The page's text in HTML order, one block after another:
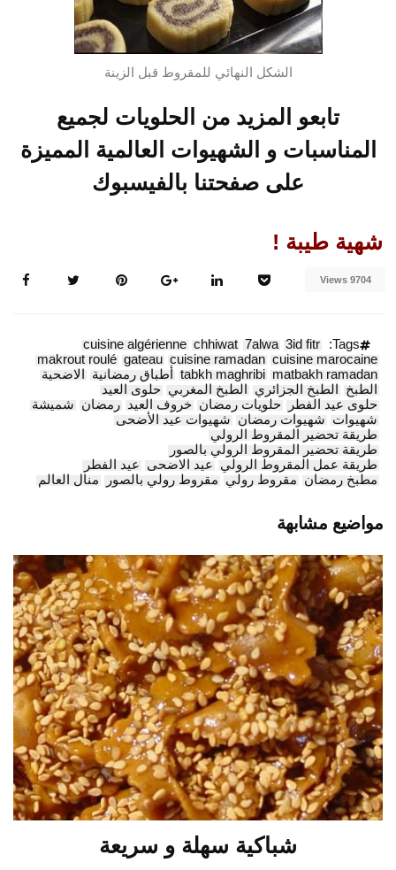
الشكل النهائي للمقروط قبل الزينة
شهية طيبة !
تابعو المزيد من الحلويات لجميع
المناسبات و الشهيوات العالمية المميزة
على صفحتنا بالفيسبوك
9704 Views
Tags:
3id fitr
7alwa
chhiwat
cuisine algérienne
cuisine marocaine
cuisine ramadan
gateau
makrout roulé
matbakh ramadan
tabkh maghribi أطباق رمضانية الاضحية
الطبخ الطبخ الجزائري الطبخ المغربي حلوى العيد
حلوى عيد الفطر
حلويات رمضان خروف العيد رمضان شميشة
شهيوات شهيوات رمضان شهيوات عيد الأضحى
طريقة تحضير المقروط الرولي
طريقة تحضير المقروط الرولي بالصور
طريقة عمل المقروط الرولي عيد الاضحى عيد الفطر
مطبخ رمضان مقروط رولي مقروط رولي بالصور منال العالم
مواضيع مشابهة
شباكية سهلة و سريعة